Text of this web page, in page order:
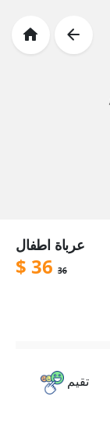
عرباة اطفال
$ 36 36
تقيم